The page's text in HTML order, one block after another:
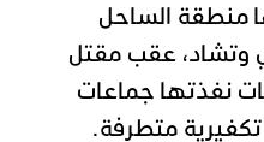
منطقة الساحل
وتشاد، عقب مقتل
نفذتها جماعات
متطرفة.